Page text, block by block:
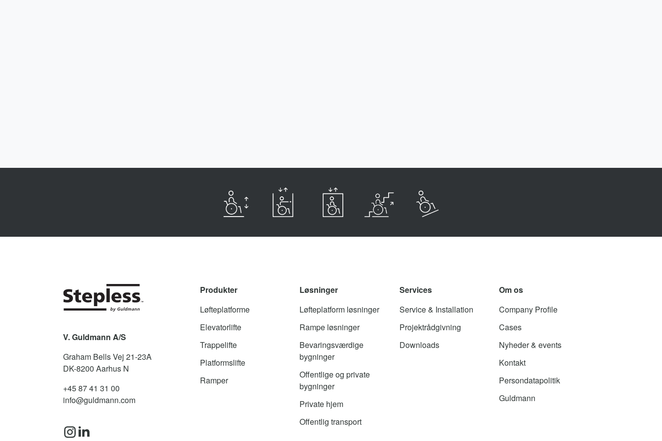
V. Guldmann A/S
Graham Bells Vej 21-23A
DK-8200 Aarhus N
+45 87 41 31 00
info@guldmann.com
Produkter
Løfteplatforme
Elevatorlifte
Trappelifte
Platformslifte
Ramper
Løsninger
Løfteplatform løsninger
Rampe løsninger
Bevaringsværdige
bygninger
Offentlige og private
bygninger
Private hjem
Offentlig transport
Services
Service & Installation
Projektrådgivning
Downloads
Om os
Company Profile
Cases
Nyheder & events
Kontakt
Persondatapolitik
Guldmann